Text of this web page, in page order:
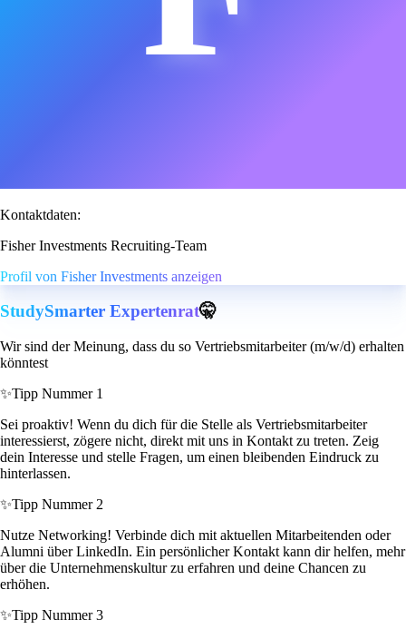
Kontaktdaten:
Fisher Investments Recruiting-Team
Profil von Fisher Investments anzeigen
StudySmarter Expertenrat🤫
Wir sind der Meinung, dass du so Vertriebsmitarbeiter (m/w/d) erhalten
könntest
✨Tipp Nummer 1
Sei proaktiv! Wenn du dich für die Stelle als Vertriebsmitarbeiter
interessierst, zögere nicht, direkt mit uns in Kontakt zu treten. Zeig
dein Interesse und stelle Fragen, um einen bleibenden Eindruck zu
hinterlassen.
✨Tipp Nummer 2
Nutze Networking! Verbinde dich mit aktuellen Mitarbeitenden oder
Alumni über LinkedIn. Ein persönlicher Kontakt kann dir helfen, mehr
über die Unternehmenskultur zu erfahren und deine Chancen zu
erhöhen.
✨Tipp Nummer 3